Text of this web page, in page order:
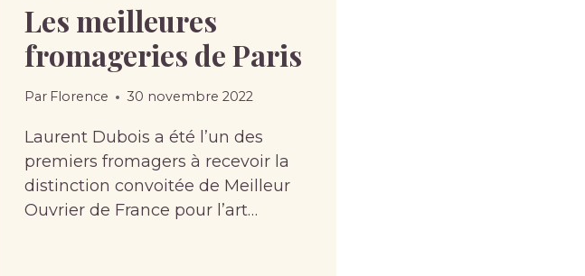
Les meilleures
fromageries de Paris
Par Florence 30 novembre 2022
Laurent Dubois a été l’un des
premiers fromagers à recevoir la
distinction convoitée de Meilleur
Ouvrier de France pour l’art…